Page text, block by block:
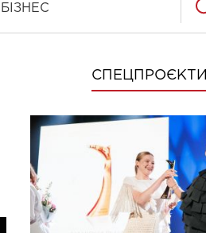
БІЗНЕС
СПЕЦПРОЄКТИ